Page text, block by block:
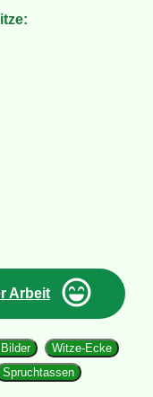
Arbeit
Witze-Ecke
Spruchtassen